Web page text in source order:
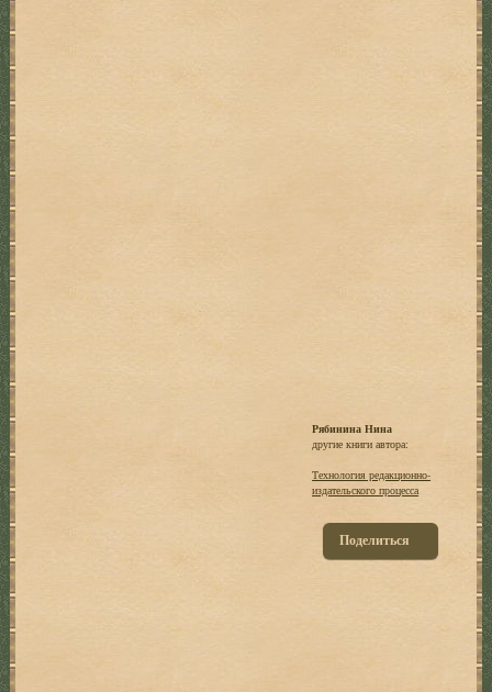
Рябинина Нина
другие книги автора:
Технология редакционно-
издательского процесса
Поделиться